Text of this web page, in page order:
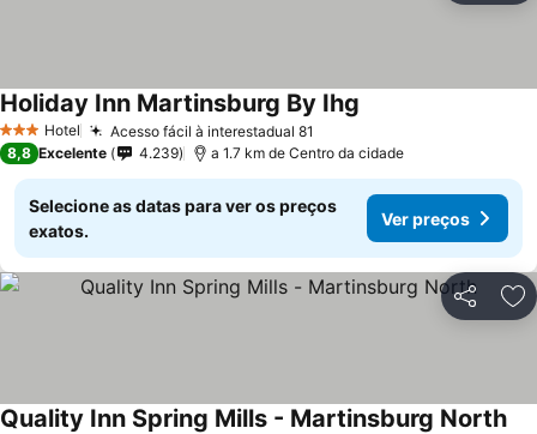
3 EstrelasHotel Acesso fácil à interestadual 81
Holiday Inn Martinsburg By Ihg
8,8 Excelente 4.239 a 1.7 km de Centro da cidade
Selecione as datas para ver os preços
exatos.
Ver preços
Partilhar
Quality Inn Spring Mills - Martinsburg North